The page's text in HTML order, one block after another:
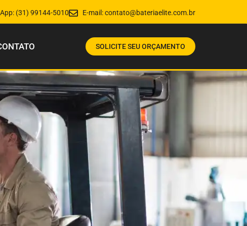
(31) 99144-5010 E-mail:contato@bateriaelite.com.br
SOLICITE SEU ORÇAMENTO